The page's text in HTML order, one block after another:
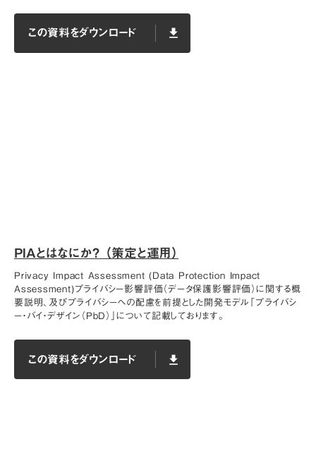
この資料をダウンロード
この資料をダウンロード
file_download
PIAとはなにか？ （策定と運用）
Privacy Impact Assessment (Data Protection Impact
Assessment)プライバシー影響評価（データ保護影響評価）に関する概
要説明、及びプライバシーへの配慮を前提とした開発モデル「プライバシ
ー・バイ・デザイン（PbD）」について記載しております。
この資料をダウンロード
この資料をダウンロード
file_download